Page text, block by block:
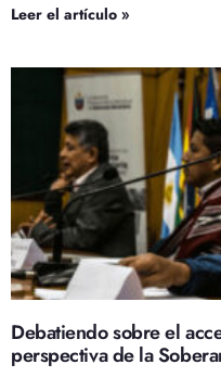
Leer el artículo »
Debatiendo sobre el
perspectiva de la